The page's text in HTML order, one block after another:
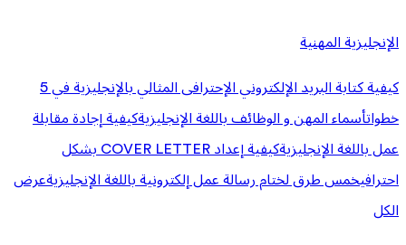
الإنجليزية المهنية
كيفية كتابة البريد الإلكتروني الإحترافى المثالي بالإنجليزية في 5
خطواتأسماء المهن و الوظائف باللغة الإنجليزيةكيفية إجادة مقابلة
عمل باللغة الإنجليزية
كيفية إعداد COVER LETTER بشكل
احترافيخمس طرق لختام رسالة عمل إلكترونية باللغة الإنجليزيةعرض
الكل